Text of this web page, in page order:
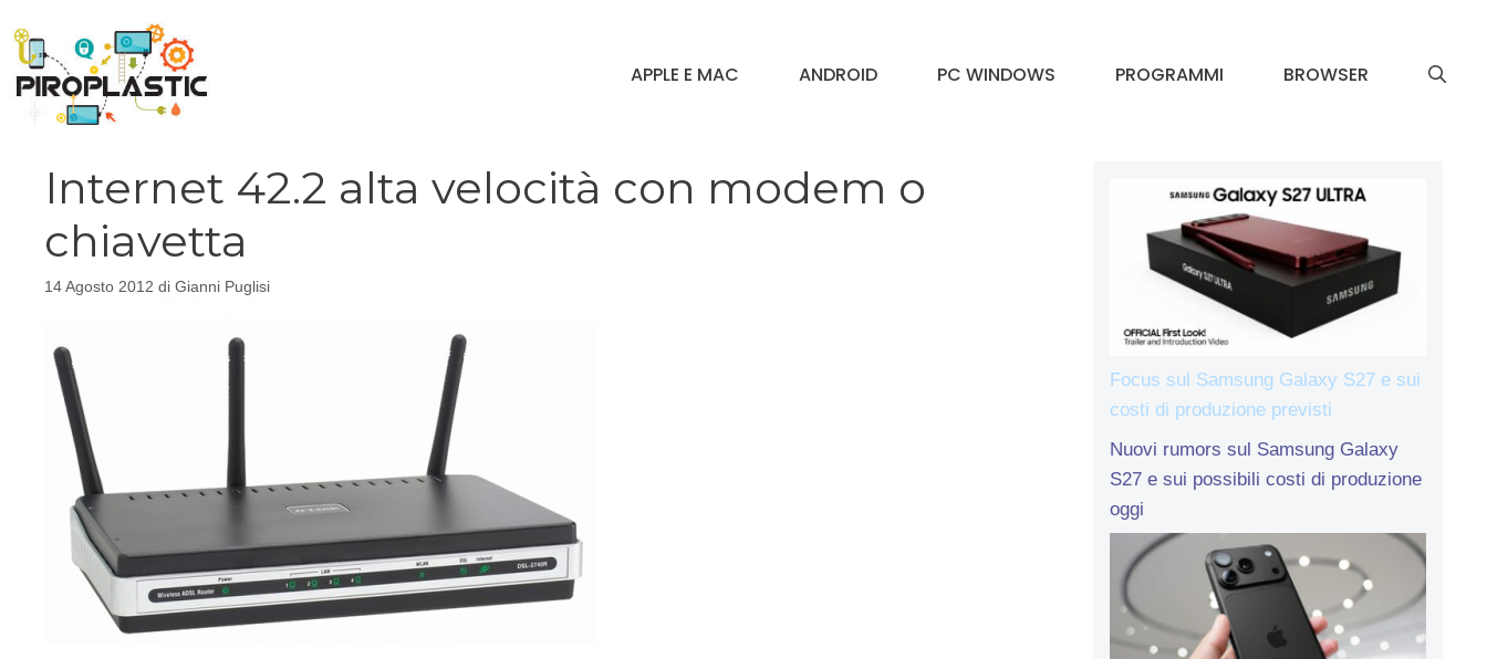
contenuto
APPLE E MAC ANDROID PC WINDOWS PROGRAMMI BROWSER
Internet 42.2 alta velocità con modem o
chiavetta
14 Agosto 2012 di Gianni Puglisi
Focus sul Samsung Galaxy S27 e sui
costi di produzione previsti
Nuovi rumors sul Samsung Galaxy
S27 e sui possibili costi di produzione
oggi